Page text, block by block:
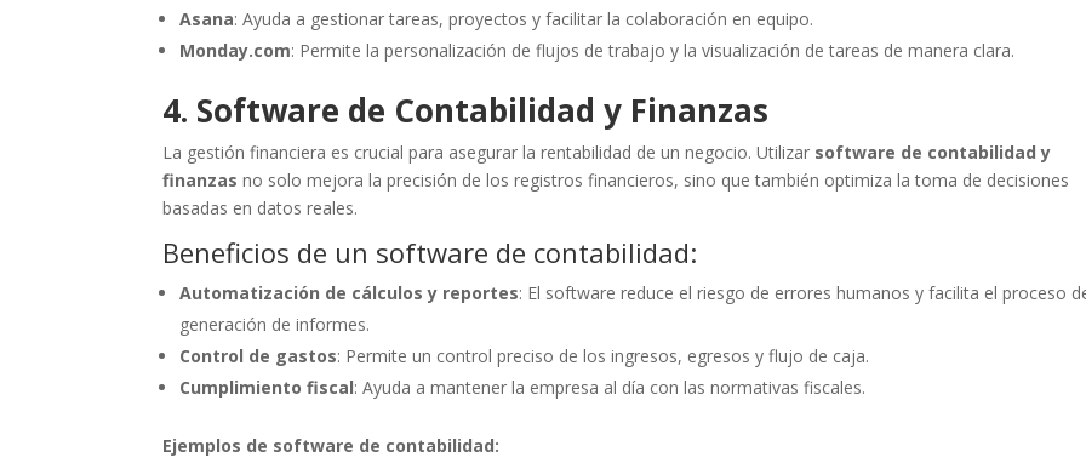
Asana: Ayuda a gestionar tareas, proyectos y facilitar la colaboración en equipo.
Monday.com: Permite la personalización de flujos de trabajo y la visualización de tareas de manera clara.
4. Software de Contabilidad y Finanzas
La gestión financiera es crucial para asegurar la rentabilidad de un negocio. Utilizar software de contabilidad y
finanzas no solo mejora la precisión de los registros financieros, sino que también optimiza la toma de decisiones
basadas en datos reales.
Beneficios de un software de contabilidad:
Automatización de cálculos y reportes: El software reduce el riesgo de errores humanos y facilita el proceso
generación de informes.
Control de gastos: Permite un control preciso de los ingresos, egresos y flujo de caja.
Cumplimiento fiscal: Ayuda a mantener la empresa al día con las normativas fiscales.
Ejemplos de software de contabilidad: